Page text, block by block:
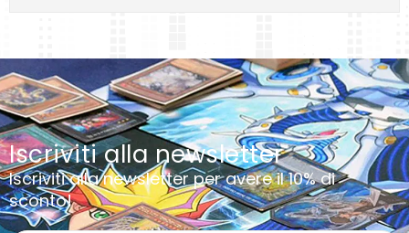
Iscriviti alla newsletter
Iscriviti alla newsletter per avere il 10% di
sconto!